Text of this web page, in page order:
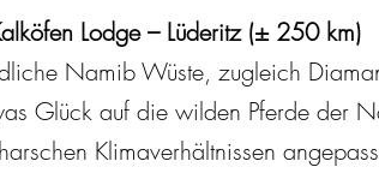
Lodge – Lüderitz (± 250 km)
Namib Wüste, zugleich
Glück auf die wilden Pferde der
Klimaverhältnissen